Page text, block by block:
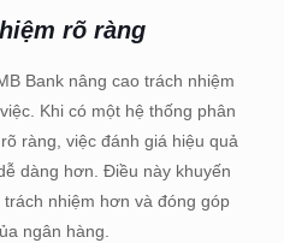
rõ ràng
Bank nâng cao trách nhiệm
Khi có một hệ thống phân
ràng, việc đánh giá hiệu quả
dàng hơn. Điều này khuyến
nhiệm hơn và đóng góp
ngân hàng.